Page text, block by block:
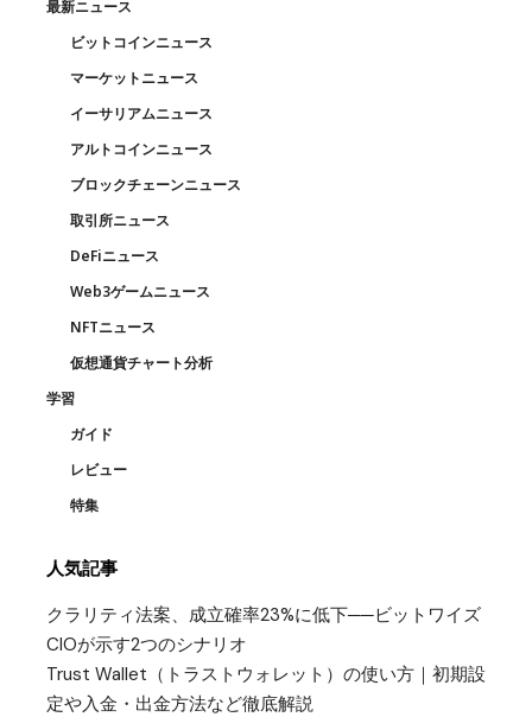
最新ニュース
ビットコインニュース
マーケットニュース
イーサリアムニュース
アルトコインニュース
ブロックチェーンニュース
取引所ニュース
DeFiニュース
Web3ゲームニュース
NFTニュース
仮想通貨チャート分析
学習
ガイド
レビュー
特集
人気記事
クラリティ法案、成立確率23%に低下──ビットワイズ
CIOが示す2つのシナリオ
Trust Wallet（トラストウォレット）の使い方｜初期設
定や入金・出金方法など徹底解説